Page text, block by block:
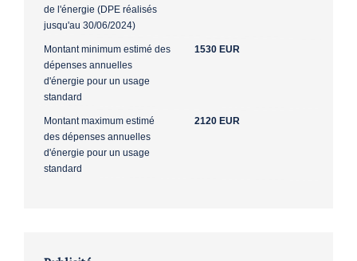
de l'énergie (DPE réalisés
jusqu'au 30/06/2024)
Montant minimum estimé des
dépenses annuelles
d'énergie pour un usage
standard
1530 EUR
Montant maximum estimé
des dépenses annuelles
d'énergie pour un usage
standard
2120 EUR